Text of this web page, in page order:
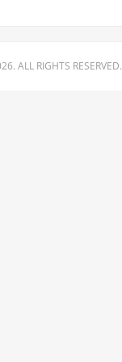
ALL RIGHTS RESERVED.